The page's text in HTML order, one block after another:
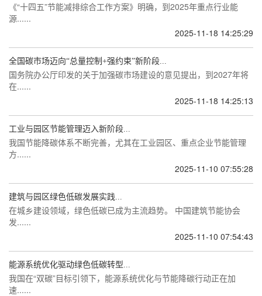
《“十四五”节能减排综合工作方案》明确，到2025年重点行业能
源......
2025-11-18 14:25:29
全国碳市场迈向“总量控制+强约束”新阶段...
国务院办公厅印发的关于加强碳市场建设的意见提出，到2027年将
在......
2025-11-18 14:25:13
工业与园区节能管理迈入新阶段...
我国节能降碳体系不断完善，尤其在工业园区、重点企业节能管理
方......
2025-11-10 07:55:28
建筑与园区绿色低碳发展实践...
在城乡建设领域，绿色低碳已成为主流趋势。 中国建筑节能协会
发......
2025-11-10 07:54:43
能源系统优化驱动绿色低碳转型...
我国在“双碳”目标引领下，能源系统优化与节能降碳行动正在加
速......